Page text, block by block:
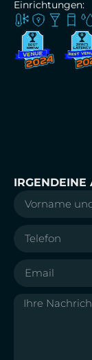
Einrichtungen:
IRGENDEINE